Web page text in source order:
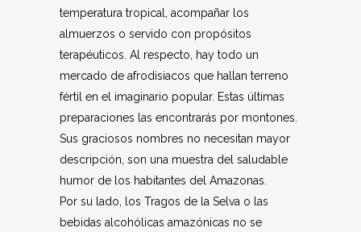
temperatura tropical, acompañar los
almuerzos o servido con propósitos
terapéuticos. Al respecto, hay todo un
mercado de afrodisiacos que hallan terreno
fértil en el imaginario popular. Estas últimas
preparaciones las encontrarás por montones.
Sus graciosos nombres no necesitan mayor
descripción, son una muestra del saludable
humor de los habitantes del Amazonas.
Por su lado, los Tragos de la Selva o las
bebidas alcohólicas amazónicas no se